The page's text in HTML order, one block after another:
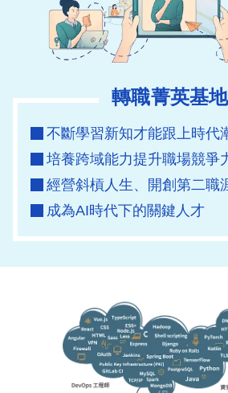
轉職菁英基地
不斷學習新知才能跟上時代
培養跨域能力提升職場競爭
經營斜槓人生、開創第二職
成為AI時代下的關鍵人才